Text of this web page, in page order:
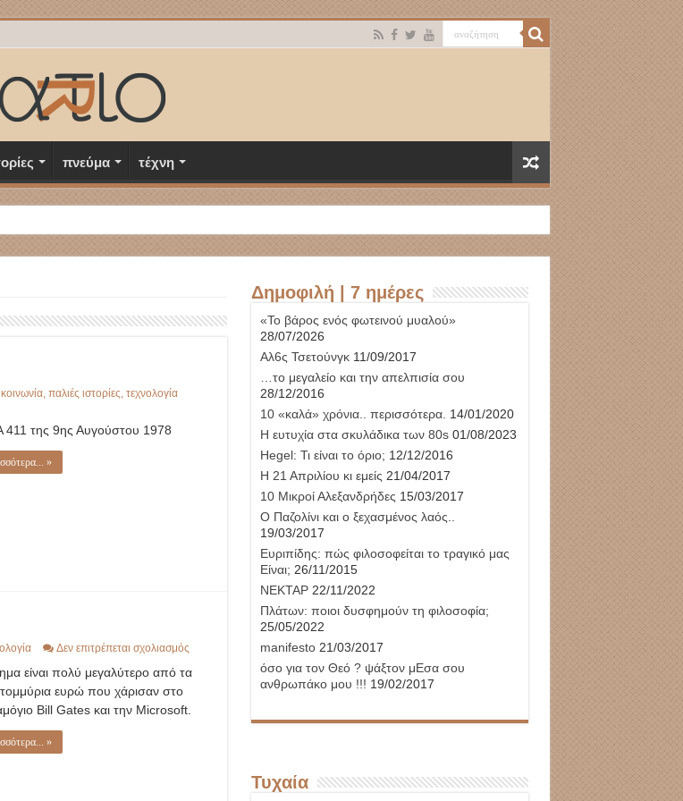
πνεύμα τέχνη
κοινωνία, παλιές ιστορίες τεχνολογία
της 9ης Αυγούστου 1978
»
Δεν επιτρέπεται σχολιασμόςστο
Κομπραδόρων
είναι πολύ μεγαλύτερο από τα
ευρώ που χάρισαν στο
Bill Gates και την Microsoft.
»
Δημοφιλή | 7 ημέρες
«Το βάρος ενός φωτεινού μυαλού»
28/07/2026
Αλ6ς Τσετούνγκ11/09/2017
…το μεγαλείο και την απελπισία σου
28/12/2016
10 «καλά» χρόνια.. περισσότερα. 14/01/2020
Η ευτυχία στα σκυλάδικα των 80s01/08/2023
Hegel: Τι είναι το όριο; 12/12/2016
Η 21 Απριλίου κι εμείς 21/04/2017
10 Μικροί Αλεξανδρήδες 15/03/2017
Ο Παζολίνι και ο ξεχασμένος λαός..
19/03/2017
Ευριπίδης: πώς φιλοσοφείται το τραγικό μας
Είναι; 26/11/2015
ΝΕΚΤΑΡ22/11/2022
Πλάτων: ποιοι δυσφημούν τη φιλοσοφία;
25/05/2022
manifesto21/03/2017
όσο για τον Θεό ? ψάξτον μΕσα σου
ανθρωπάκο μου !!! 19/02/2017
Τυχαία